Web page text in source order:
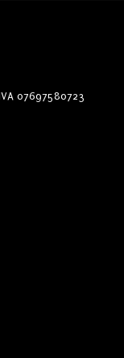
07697580723